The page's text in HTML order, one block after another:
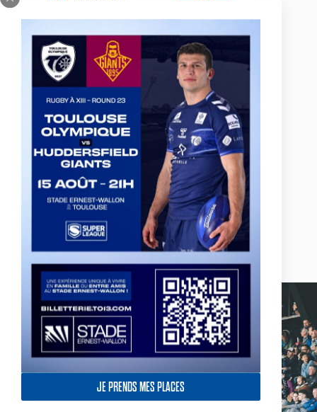
JE PRENDS MES PLACES
Actualités, nouveautés,
billetterie, remises